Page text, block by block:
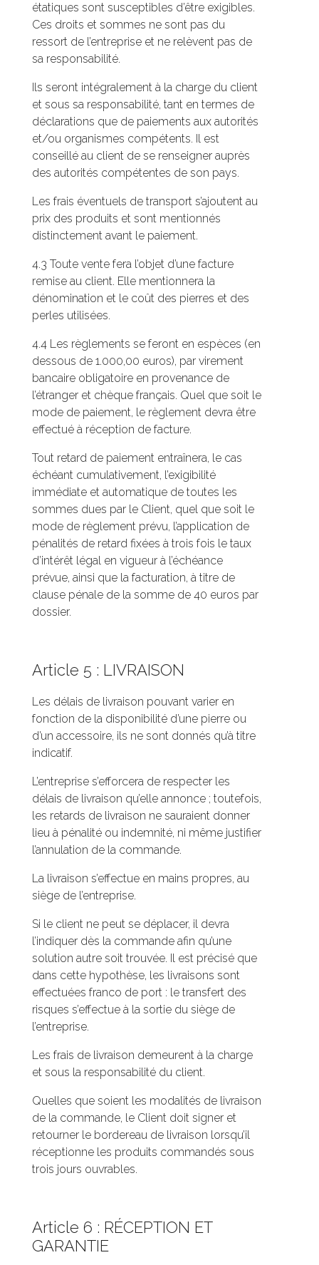
étatiques sont susceptibles d’être exigibles.
Ces droits et sommes ne sont pas du
ressort de l’entreprise et ne relèvent pas de
sa responsabilité.
Ils seront intégralement à la charge du client
et sous sa responsabilité, tant en termes de
déclarations que de paiements aux autorités
et/ou organismes compétents. Il est
conseillé au client de se renseigner auprès
des autorités compétentes de son pays.
Les frais éventuels de transport s’ajoutent au
prix des produits et sont mentionnés
distinctement avant le paiement.
4.3 Toute vente fera l’objet d’une facture
remise au client. Elle mentionnera la
dénomination et le coût des pierres et des
perles utilisées.
4.4 Les règlements se feront en espèces (en
dessous de 1.000,00 euros), par virement
bancaire obligatoire en provenance de
l’étranger et chèque français. Quel que soit le
mode de paiement, le règlement devra être
effectué à réception de facture.
Tout retard de paiement entraînera, le cas
échéant cumulativement, l’exigibilité
immédiate et automatique de toutes les
sommes dues par le Client, quel que soit le
mode de règlement prévu, l’application de
pénalités de retard fixées à trois fois le taux
d’intérêt légal en vigueur à l’échéance
prévue, ainsi que la facturation, à titre de
clause pénale de la somme de 40 euros par
dossier.
Article 5 : LIVRAISON
Les délais de livraison pouvant varier en
fonction de la disponibilité d’une pierre ou
d’un accessoire, ils ne sont donnés qu’à titre
indicatif.
L’entreprise s’efforcera de respecter les
délais de livraison qu’elle annonce ; toutefois,
les retards de livraison ne sauraient donner
lieu à pénalité ou indemnité, ni même justifier
l’annulation de la commande.
La livraison s’effectue en mains propres, au
siège de l’entreprise.
Si le client ne peut se déplacer, il devra
l’indiquer dès la commande afin qu’une
solution autre soit trouvée. Il est précisé que
dans cette hypothèse, les livraisons sont
effectuées franco de port : le transfert des
risques s’effectue à la sortie du siège de
l’entreprise.
Les frais de livraison demeurent à la charge
et sous la responsabilité du client.
Quelles que soient les modalités de livraison
de la commande, le Client doit signer et
retourner le bordereau de livraison lorsqu’il
réceptionne les produits commandés sous
trois jours ouvrables.
Article 6 : RÉCEPTION ET
GARANTIE